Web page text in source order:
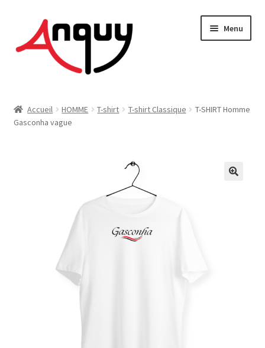
la
contenu
Menu
HOMME
MAISON & DÉCO
On vous dit tout !
Accueil HOMME T-shirt T-shirt Classique
T-SHIRT Homme
Gasconha vague